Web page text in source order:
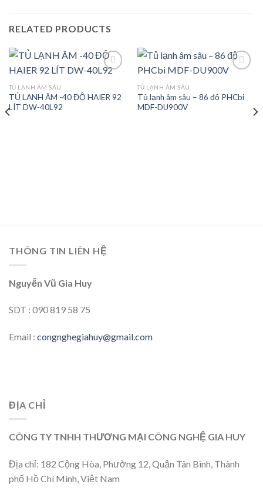
RELATED PRODUCTS
Add to
TỦ LẠNH ÂM SÂU
TỦ LẠNH ÂM -40 ĐỘ HAIER 92
LÍT DW-40L92
Add to
TỦ LẠNH ÂM SÂU
Tủ lạnh âm sâu – 86 độ PHCbi
MDF-DU900V
THÔNG TIN LIÊN HỆ
Nguyễn Vũ Gia Huy
SDT : 090 819 58 75
Email : congnghegiahuy@gmail.com
ĐỊA CHỈ
CÔNG TY TNHH THƯƠNG MẠI CÔNG NGHỆ GIA HUY
Địa chỉ: 182 Cộng Hòa, Phường 12, Quận Tân Bình, Thành
phố Hồ Chí Minh, Việt Nam